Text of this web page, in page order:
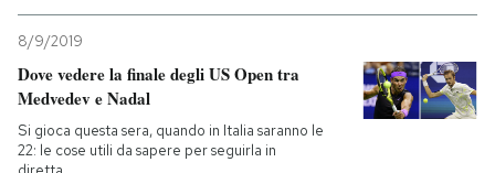
8/9/2019
Dove vedere la finale degli US Open tra
Medvedev e Nadal
Si gioca questa sera, quando in Italia saranno le
22: le cose utili da sapere per seguirla in